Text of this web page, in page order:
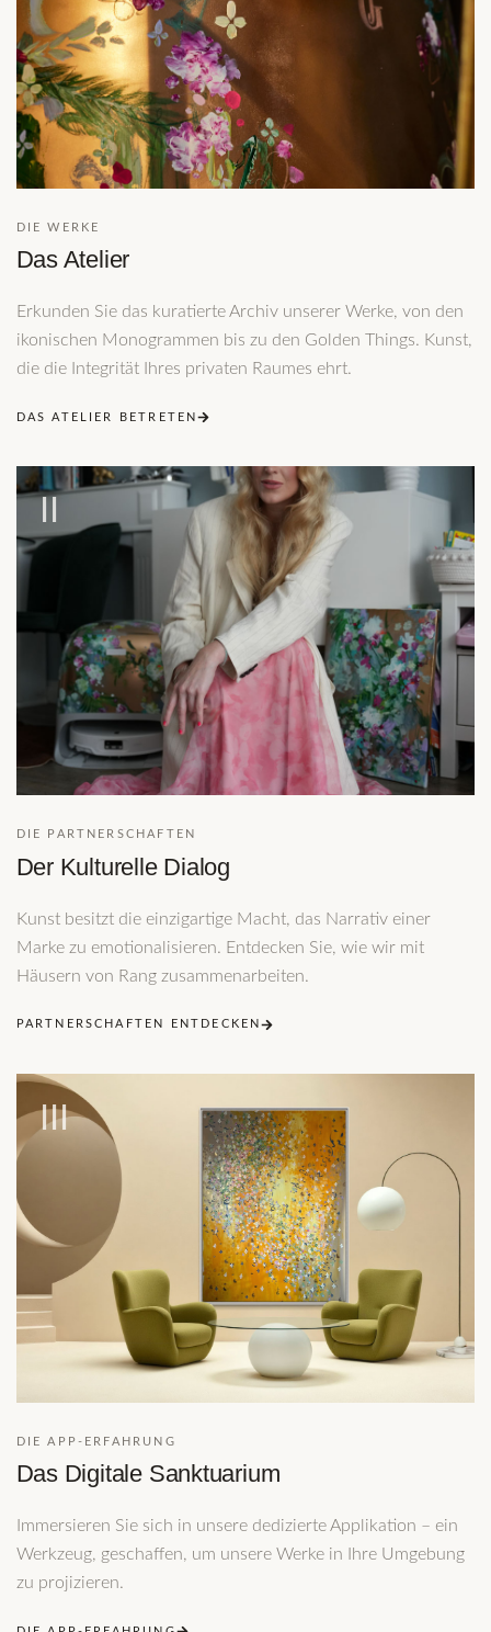
DIE WERKE
Das Atelier
Erkunden Sie das kuratierte Archiv unserer Werke, von den
ikonischen Monogrammen bis zu den Golden Things. Kunst,
die die Integrität Ihres privaten Raumes ehrt.
DAS ATELIER BETRETEN
II
DIE PARTNERSCHAFTEN
Der Kulturelle Dialog
Kunst besitzt die einzigartige Macht, das Narrativ einer
Marke zu emotionalisieren. Entdecken Sie, wie wir mit
Häusern von Rang zusammenarbeiten.
PARTNERSCHAFTEN ENTDECKEN
III
DIE APP-ERFAHRUNG
Das Digitale Sanktuarium
Immersieren Sie sich in unsere dedizierte Applikation – ein
Werkzeug, geschaffen, um unsere Werke in Ihre Umgebung
zu projizieren.